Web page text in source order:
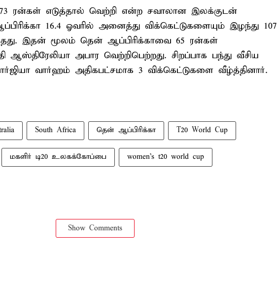
ரன்கள் எடுத்தால் வெற்றி என்ற சவாலான இலக்குடன்
16.4 ஓவரில் அனைத்து விக்கெட்டுகளையும் இழந்து 107
இதன் மூலம் தென் ஆப்பிரிக்காவை 65 ரன்கள்
ஆஸ்திரேலியா அபார வெற்றிபெற்றது. சிறப்பாக பந்து வீசிய
வார்ஹம் அதிகபட்சமாக 3 விக்கெட்டுகளை வீழ்த்தினார்.
South Africa தென் ஆப்பிரிக்கா T20 World Cup
மகளிர் டி20 உலகக்கோப்பை women's t20 world cup
Show Comments